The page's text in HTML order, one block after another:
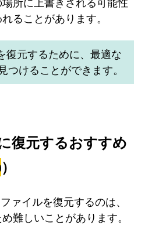
ることがあります。
復元するために、最適な
けることができます。
復元するおすすめ
）
ァイルを復元するのは、
難しいことがあります。